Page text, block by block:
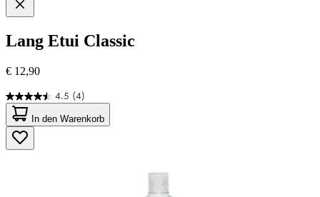
Lang Etui Classic
€ 12,90
4.5 (4)
4.5
von
5
Sternen.
4
In den Warenkorb